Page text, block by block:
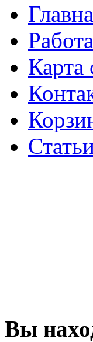
Карта
Вы